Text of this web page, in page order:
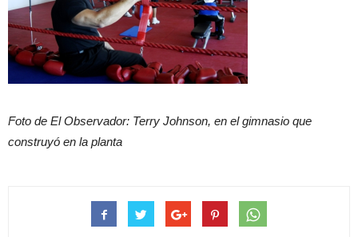
Foto de El Observador: Terry Johnson, en el gimnasio que
construyó en la planta